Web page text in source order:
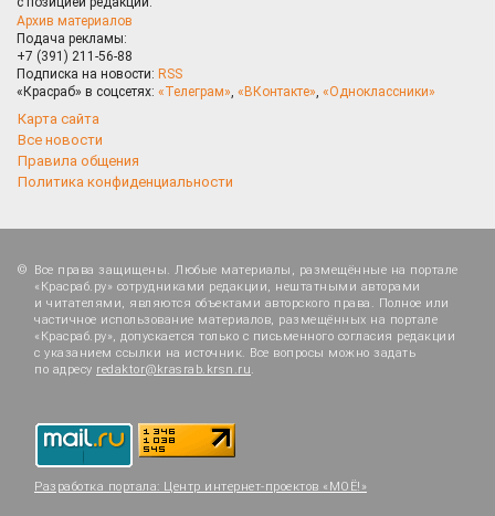
Архив материалов
Подача рекламы:
+7 (391) 211-56-88
Подписка на новости: RSS
«Красраб» в соцсетях: «Телеграм» «ВКонтакте» «Одноклассники»
Карта сайта
Все новости
Правила общения
Политика конфиденциальности
Все права защищены. Любые материалы, размещённые на портале
«Красраб.ру» сотрудниками редакции, нештатными авторами
и читателями, являются объектами авторского права. Полное или
частичное использование материалов, размещённых на портале
«Красраб.ру», допускается только с письменного согласия редакции
с указанием ссылки на источник. Все вопросы можно задать
по адресу redaktor@krasrab.krsn.ru.
Разработка портала: Центр интернет-проектов «МОЁ!»